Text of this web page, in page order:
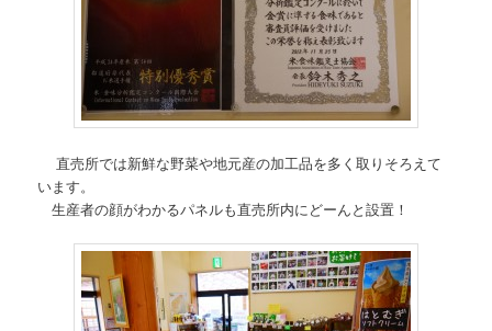
直売所では新鮮な野菜や地元産の加工品を多く取りそろえて
います。
生産者の顔がわかるパネルも直売所内にどーんと設置！